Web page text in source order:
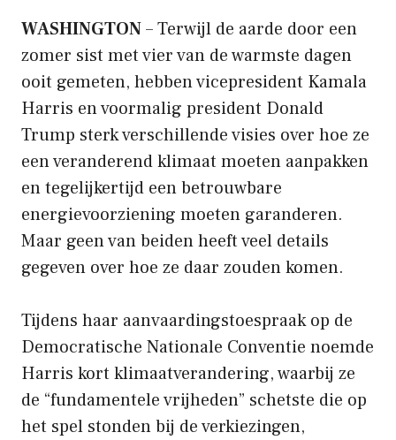
WASHINGTON– Terwijl de aarde door een
zomer sist met vier van de warmste dagen
ooit gemeten, hebben vicepresident Kamala
Harris en voormalig president Donald
Trump sterk verschillende visies over hoe ze
een veranderend klimaat moeten aanpakken
en tegelijkertijd een betrouwbare
energievoorziening moeten garanderen.
Maar geen van beiden heeft veel details
gegeven over hoe ze daar zouden komen.
Tijdens haar aanvaardingstoespraak op de
Democratische Nationale Conventie noemde
Harris kort klimaatverandering, waarbij ze
de “fundamentele vrijheden” schetste die op
het spel stonden bij de verkiezingen,